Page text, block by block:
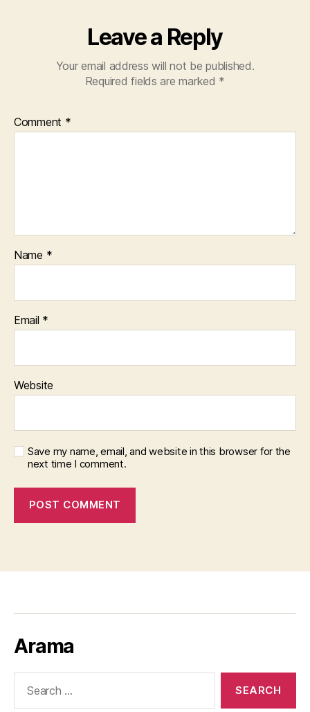
Leave a Reply
Your email address will not be published.
Required fields are marked *
Comment *
Name *
Email *
Website
Save my name, email, and website in this browser for the
next time I comment.
Arama